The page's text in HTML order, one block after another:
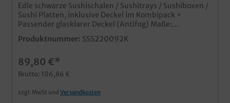
Edle schwarze Sushischalen / Sushitrays / Sushiboxen /
Sushi Platten, inklusive Deckel im Kombipack +
Passender glasklarer Deckel (Antifog) Maße:
220x92x53mm, 400 Stück im Karton für die
Präsentation oder Verpackung außer Haus, Sushi to go,
schwarzen Kunststoff bei uns im praktischen
Kombipack inklusive Deckel Anti Fog Deckel für klare
Präsentation in Kühlthekennachhaltig produziert aus
recyceltem PET, wieder recycelbar in vielen
verschiedenen Größen erhältlich
Produktnummer: SSS220092K
89,80 €*
Brutto: 106,86 €
zzgl. MwSt und Versandkosten